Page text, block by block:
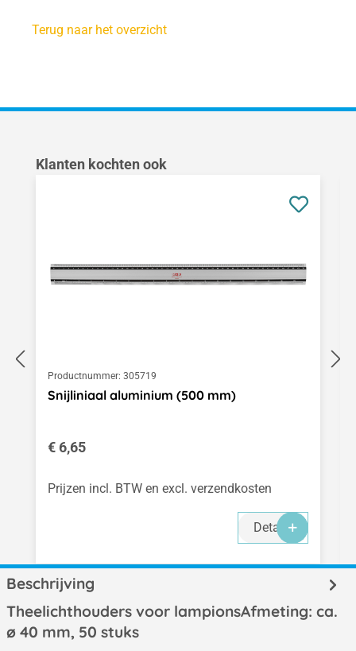
Terug naar het overzicht
Productgalerij overslaan
Klanten kochten ook
Productnummer: 305719
Snijliniaal aluminium (500 mm)
Normale prijs:
€ 6,65
Prijzen incl. BTW en excl. verzendkosten
Details
Beschrijving
Theelichthouders voor lampionsAfmeting: ca.
ø 40 mm, 50 stuks